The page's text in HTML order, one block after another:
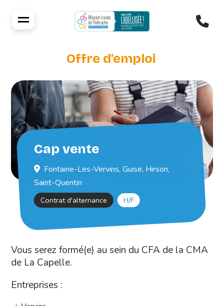
Offre d'emploi
Cap vente
Fontaine-Les-Vervins, Guise, Hirson,
Saint-Quentin
Contrat d'alternance H/F
Vous serez formé(e) au sein du CFA de la CMA
de La Capelle.
Entreprises :